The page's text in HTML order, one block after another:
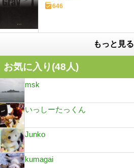
646
もっと見る
お気に入り(48人)
msk
いっしーたっくん
Junko
kumagai